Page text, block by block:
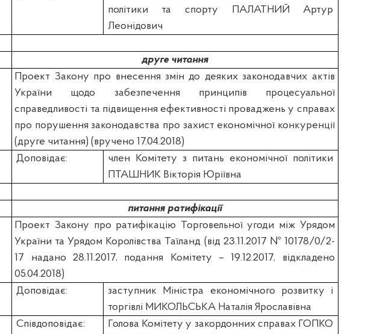
політики та спорту ПАЛАТНИЙ Артур
Леонідович
друге читання
Проект Закону про внесення змін до деяких законодавчих актів
України щодо забезпечення принципів процесуальної
справедливості та підвищення ефективності проваджень у справах
про порушення законодавства про захист економічної конкуренції
(друге читання) (вручено 17.04.2018)
Доповідає:
член Комітету з питань економічної політики
ПТАШНИК Вікторія Юріївна
питання ратифікації
Проект Закону про ратифікацію Торговельної угоди між Урядом
України та Урядом Королівства Таїланд (вiд 23.11.2017 № 10178/0/2-
17 надано 28.11.2017, подання Комітету – 19.12.2017, відкладено
05.04.2018)
Доповідає:
заступник Міністра економічного розвитку і
торгівлі МИКОЛЬСЬКА Наталія Ярославівна
Співдоповідає:
Голова Комітету у закордонних справах ГОПКО